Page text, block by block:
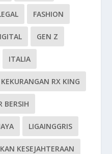
FASHION
GEN Z
ITALIA
KEKURANGAN RX KING
BERSIH
LIGAINGGRIS
KESEJAHTERAAN